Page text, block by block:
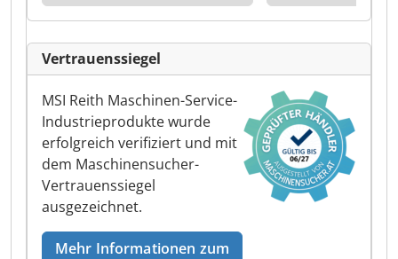
Vertrauenssiegel
MSI Reith Maschinen-Service-
Industrieprodukte wurde
erfolgreich verifiziert und mit
dem Maschinensucher-
Vertrauenssiegel
ausgezeichnet.
Mehr Informationen zum